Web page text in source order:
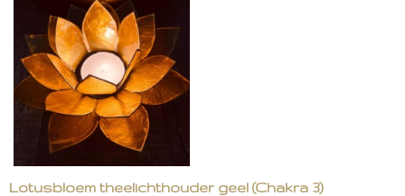
Lotusbloem theelichthouder geel (Chakra 3)